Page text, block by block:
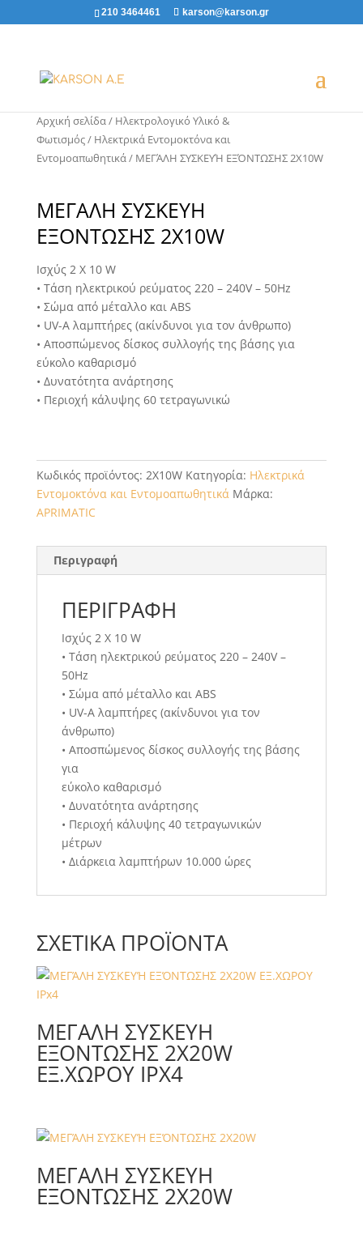
210 3464461 karson@karson.gr
Αρχική σελίδα/ Ηλεκτρολογικό Υλικό &
Φωτισμός/ Ηλεκτρικά Εντομοκτόνα και
Εντομοαπωθητικά/ ΜΕΓΆΛΗ ΣΥΣΚΕΥΉ ΕΞΌΝΤΩΣΗΣ 2X10W
ΜΕΓΆΛΗ ΣΥΣΚΕΥΉ
ΕΞΌΝΤΩΣΗΣ 2X10W
Ισχύς 2 X 10 W
• Τάση ηλεκτρικού ρεύματος 220 – 240V – 50Hz
• Σώμα από μέταλλο και ABS
• UV-A λαμπτήρες (ακίνδυνοι για τον άνθρωπο)
• Αποσπώμενος δίσκος συλλογής της βάσης για
εύκολο καθαρισμό
• Δυνατότητα ανάρτησης
• Περιοχή κάλυψης 60 τετραγωνικώ
Κωδικός προϊόντος: 2X10W Κατηγορία: Ηλεκτρικά
Εντομοκτόνα και Εντομοαπωθητικά Μάρκα:
APRIMATIC
Περιγραφή
ΠΕΡΙΓΡΑΦΉ
Ισχύς 2 X 10 W
• Τάση ηλεκτρικού ρεύματος 220 – 240V –
50Hz
• Σώμα από μέταλλο και ABS
• UV-A λαμπτήρες (ακίνδυνοι για τον
άνθρωπο)
• Αποσπώμενος δίσκος συλλογής της βάσης
για
εύκολο καθαρισμό
• Δυνατότητα ανάρτησης
• Περιοχή κάλυψης 40 τετραγωνικών
μέτρων
• Διάρκεια λαμπτήρων 10.000 ώρες
ΣΧΕΤΙΚΆ ΠΡΟΪΌΝΤΑ
ΜΕΓΆΛΗ ΣΥΣΚΕΥΉ
ΕΞΌΝΤΩΣΗΣ 2X20W
ΕΞ.ΧΩΡΟΥ IPX4
ΜΕΓΆΛΗ ΣΥΣΚΕΥΉ
ΕΞΌΝΤΩΣΗΣ 2X20W